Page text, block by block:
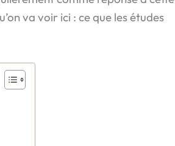
va voir ici : ce que les études